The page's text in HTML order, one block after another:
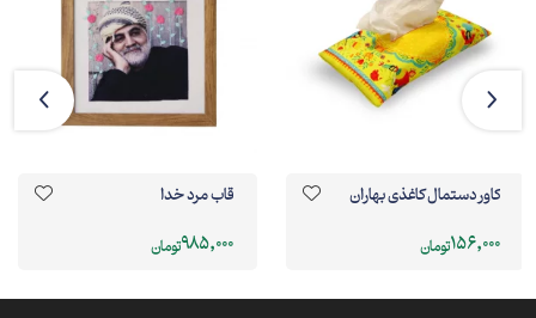
کاور دستمال کاغذی بهاران
156,000تومان
قاب مرد خدا
985,000تومان